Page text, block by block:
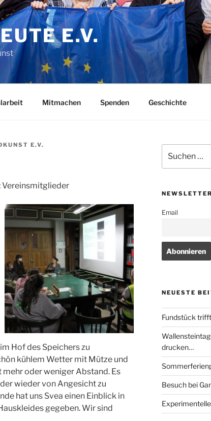
E.V.
Mitmachen Spenden Geschichte
E.V.
Vereinsmitglieder
Hof des Speichers zu
kühlem Wetter mit Mütze und
mehr oder weniger Abstand. Es
wieder von Angesicht zu
hat uns Svea einen Einblick in
gegeben. Wir sind
nach:
Email
NEUESTE
Fundstück
drucken…
Besuch bei